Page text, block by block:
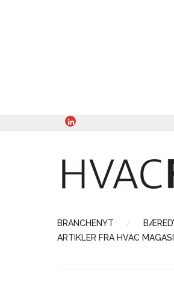
BRANCHENYT
ARTIKLER FRA HVAC